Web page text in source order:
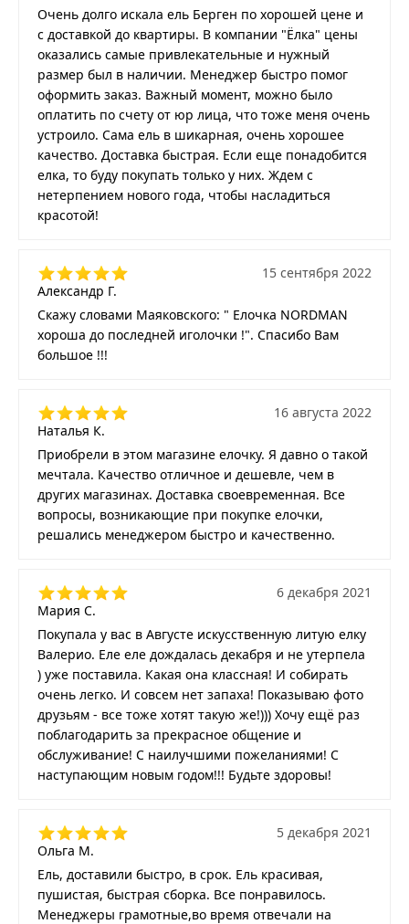
Очень долго искала ель Берген по хорошей цене и
с доставкой до квартиры. В компании "Ёлка" цены
оказались самые привлекательные и нужный
размер был в наличии. Менеджер быстро помог
оформить заказ. Важный момент, можно было
оплатить по счету от юр лица, что тоже меня очень
устроило. Сама ель в шикарная, очень хорошее
качество. Доставка быстрая. Если еще понадобится
елка, то буду покупать только у них. Ждем с
нетерпением нового года, чтобы насладиться
красотой!
Александр Г.
15 сентября 2022
Скажу словами Маяковского: " Елочка NORDMAN
хороша до последней иголочки !". Спасибо Вам
большое !!!
Наталья К.
16 августа 2022
Приобрели в этом магазине елочку. Я давно о такой
мечтала. Качество отличное и дешевле, чем в
других магазинах. Доставка своевременная. Все
вопросы, возникающие при покупке елочки,
решались менеджером быстро и качественно.
Мария С.
6 декабря 2021
Покупала у вас в Августе искусственную литую елку
Валерио. Еле еле дождалась декабря и не утерпела
) уже поставила. Какая она классная! И собирать
очень легко. И совсем нет запаха! Показываю фото
друзьям - все тоже хотят такую же!))) Хочу ещё раз
поблагодарить за прекрасное общение и
обслуживание! С наилучшими пожеланиями! С
наступающим новым годом!!! Будьте здоровы!
Ольга М.
5 декабря 2021
Ель, доставили быстро, в срок. Ель красивая,
пушистая, быстрая сборка. Все понравилось.
Менеджеры грамотные,во время отвечали на